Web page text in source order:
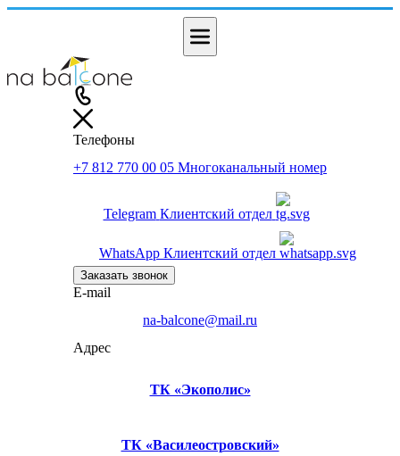
Телефоны
+7 812 770 00 05 Многоканальный номер
Telegram Клиентский отдел
WhatsApp Клиентский отдел
Заказать звонок
E-mail
na-balcone@mail.ru
Адрес
ТК «Экополис»
ТК «Василеостровский»